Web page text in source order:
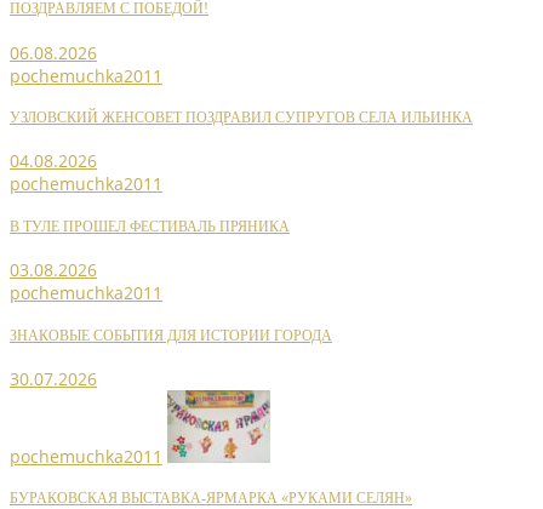
ПОЗДРАВЛЯЕМ С ПОБЕДОЙ!
06.08.2026
pochemuchka2011
УЗЛОВСКИЙ ЖЕНСОВЕТ ПОЗДРАВИЛ СУПРУГОВ СЕЛА ИЛЬИНКА
04.08.2026
pochemuchka2011
В ТУЛЕ ПРОШЕЛ ФЕСТИВАЛЬ ПРЯНИКА
03.08.2026
pochemuchka2011
ЗНАКОВЫЕ СОБЫТИЯ ДЛЯ ИСТОРИИ ГОРОДА
30.07.2026
pochemuchka2011
БУРАКОВСКАЯ ВЫСТАВКА-ЯРМАРКА «РУКАМИ СЕЛЯН»